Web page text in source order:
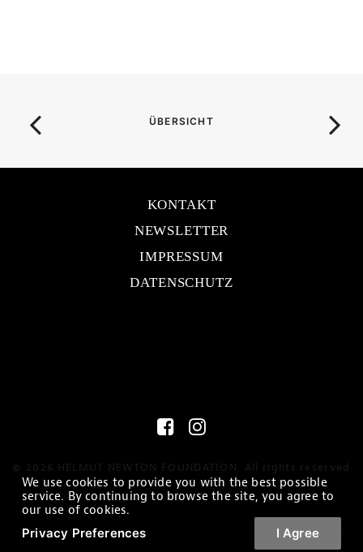
ÜBERSICHT
KONTAKT
NEWSLETTER
IMPRESSUM
DATENSCHUTZ
© 2026 HELMUT NEWTON FOUNDATION. All rights reserved
We use cookies to provide you with the best possible
service. By continuing to browse the site, you agree to
our use of cookies.
Privacy Preferences
I Agree